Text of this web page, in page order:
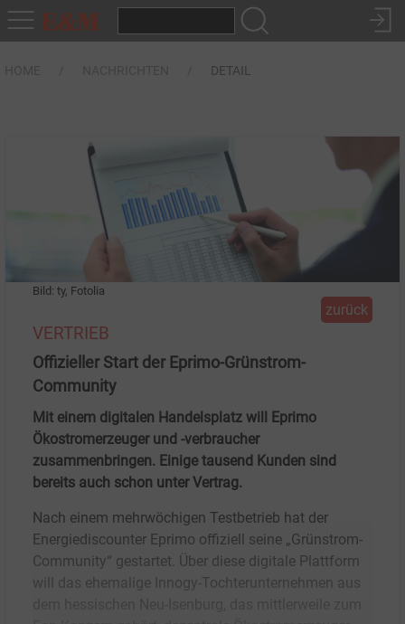
DETAIL
Bild: ty, Fotolia
zurück
VERTRIEB
Offizieller Start der Eprimo-Grünstrom-
Community
Mit einem digitalen Handelsplatz will Eprimo
Ökostromerzeuger und -verbraucher
zusammenbringen. Einige tausend Kunden sind
bereits auch schon unter Vertrag.
Nach einem mehrwöchigen Testbetrieb hat der
Energiediscounter Eprimo offiziell seine „Grünstrom-
Community“ gestartet. Über diese digitale Plattform
will das ehemalige Innogy-Tochterunternehmen aus